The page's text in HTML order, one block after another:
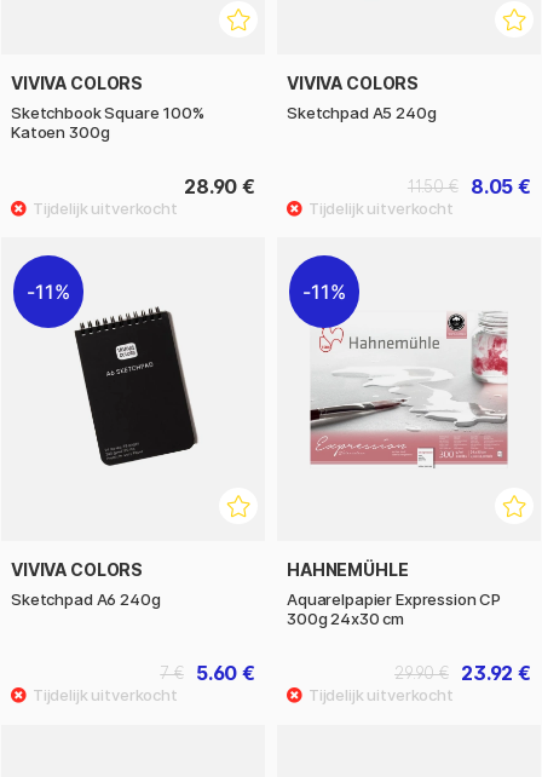
VIVIVA COLORS
Sketchbook Square 100%
Katoen 300g
28.90 €
VIVIVA COLORS
Sketchpad A5 240g
8.05 €
11.50 €
11%
VIVIVA COLORS
Sketchpad A6 240g
5.60 €
7 €
11%
HAHNEMÜHLE
Aquarelpapier Expression CP
300g 24x30 cm
23.92 €
29.90 €